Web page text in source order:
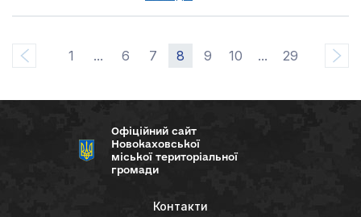
1 ... 6 7 8 9 10 ... 29
Офіційний сайт
Новокаховської
міської територіальної
громади
Контакти